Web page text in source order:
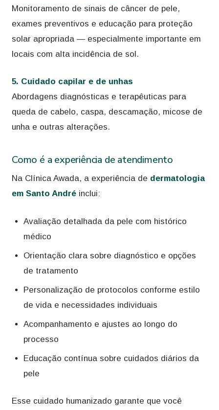
Monitoramento de sinais de câncer de pele,
exames preventivos e educação para proteção
solar apropriada — especialmente importante em
locais com alta incidência de sol.
5. Cuidado capilar e de unhas
Abordagens diagnósticas e terapêuticas para
queda de cabelo, caspa, descamação, micose de
unha e outras alterações.
Como é a experiência de atendimento
Na Clínica Awada, a experiência de dermatologia
em Santo André inclui:
Avaliação detalhada da pele com histórico
médico
Orientação clara sobre diagnóstico e opções
de tratamento
Personalização de protocolos conforme estilo
de vida e necessidades individuais
Acompanhamento e ajustes ao longo do
processo
Educação contínua sobre cuidados diários da
pele
Esse cuidado humanizado garante que você